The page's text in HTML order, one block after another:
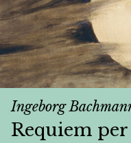
Ingeborg
Requiem